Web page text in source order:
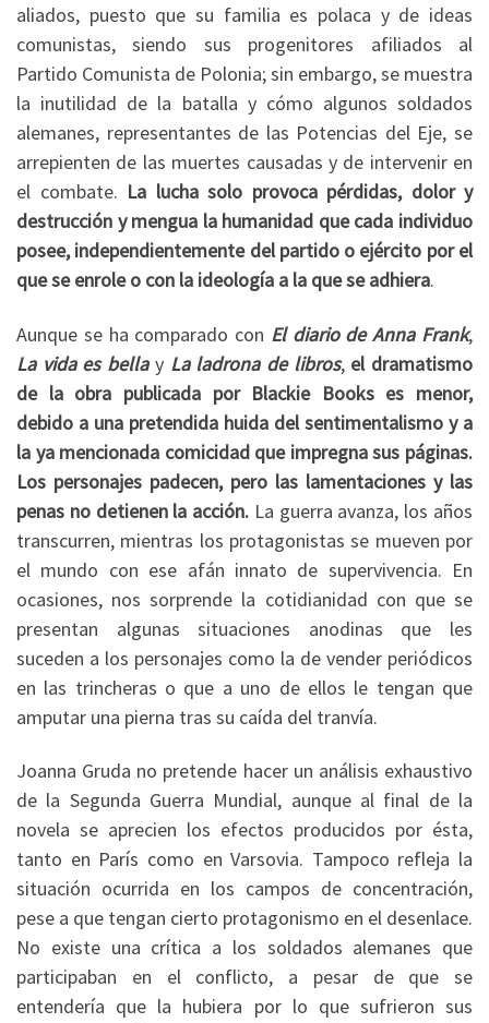
aliados, puesto que su familia es polaca y de ideas
comunistas, siendo sus progenitores afiliados al
Partido Comunista de Polonia; sin embargo, se muestra
la inutilidad de la batalla y cómo algunos soldados
alemanes, representantes de las Potencias del Eje, se
arrepienten de las muertes causadas y de intervenir en
el combate. La lucha solo provoca pérdidas, dolor y
destrucción y mengua la humanidad que cada individuo
posee, independientemente del partido o ejército por el
que se enrole o con la ideología a la que se adhiera.
Aunque se ha comparado con El diario de Anna Frank,
La vida es bellay La ladrona de libros,el dramatismo
de la obra publicada por Blackie Books es menor,
debido a una pretendida huida del sentimentalismo y a
la ya mencionada comicidad que impregna sus páginas.
Los personajes padecen, pero las lamentaciones y las
penas no detienen la acción. La guerra avanza, los años
transcurren, mientras los protagonistas se mueven por
el mundo con ese afán innato de supervivencia. En
ocasiones, nos sorprende la cotidianidad con que se
presentan algunas situaciones anodinas que les
suceden a los personajes como la de vender periódicos
en las trincheras o que a uno de ellos le tengan que
amputar una pierna tras su caída del tranvía.
Joanna Gruda no pretende hacer un análisis exhaustivo
de la Segunda Guerra Mundial, aunque al final de la
novela se aprecien los efectos producidos por ésta,
tanto en París como en Varsovia. Tampoco refleja la
situación ocurrida en los campos de concentración,
pese a que tengan cierto protagonismo en el desenlace.
No existe una crítica a los soldados alemanes que
participaban en el conflicto, a pesar de que se
entendería que la hubiera por lo que sufrieron sus